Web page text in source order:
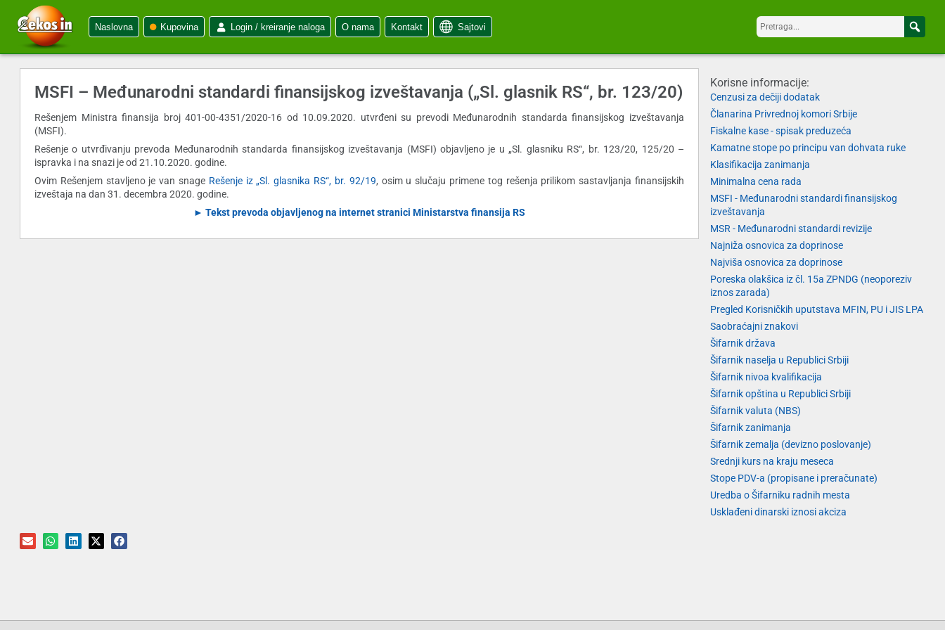
Naslovna Kupovina Login / kreiranje naloga O nama Kontakt Sajtovi
MSFI – Međunarodni standardi finansijskog izveštavanja („Sl. glasnik RS“, br. 123/20)
Rešenjem Ministra finansija broj 401-00-4351/2020-16 od 10.09.2020. utvrđeni su prevodi Međunarodnih standarda finansijskog izveštavanja
(MSFI).
Rešenje o utvrđivanju prevoda Međunarodnih standarda finansijskog izveštavanja (MSFI) objavljeno je u „Sl. glasniku RS“, br. 123/20, 125/20 –
ispravka i na snazi je od 21.10.2020. godine.
Ovim Rešenjem stavljeno je van snage Rešenje iz „Sl. glasnika RS“, br. 92/19, osim u slučaju primene tog rešenja prilikom sastavljanja finansijskih
izveštaja na dan 31. decembra 2020. godine.
► Tekst prevoda objavljenog na internet stranici Ministarstva finansija RS
Korisne informacije:
Cenzusi za dečiji dodatak
Članarina Privrednoj komori Srbije
Fiskalne kase - spisak preduzeća
Kamatne stope po principu van dohvata ruke
Klasifikacija zanimanja
Minimalna cena rada
MSFI - Međunarodni standardi finansijskog
izveštavanja
MSR - Međunarodni standardi revizije
Najniža osnovica za doprinose
Najviša osnovica za doprinose
Poreska olakšica iz čl. 15a ZPNDG (neoporeziv
iznos zarada)
Pregled Korisničkih uputstava MFIN, PU i JIS LPA
Saobraćajni znakovi
Šifarnik država
Šifarnik naselja u Republici Srbiji
Šifarnik nivoa kvalifikacija
Šifarnik opština u Republici Srbiji
Šifarnik valuta (NBS)
Šifarnik zanimanja
Šifarnik zemalja (devizno poslovanje)
Srednji kurs na kraju meseca
Stope PDV-a (propisane i preračunate)
Uredba o Šifarniku radnih mesta
Usklađeni dinarski iznosi akciza